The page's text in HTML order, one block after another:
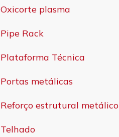
Oxicorte plasma
Pipe Rack
Plataforma Técnica
Portas metálicas
Reforço estrutural metálico
Telhado